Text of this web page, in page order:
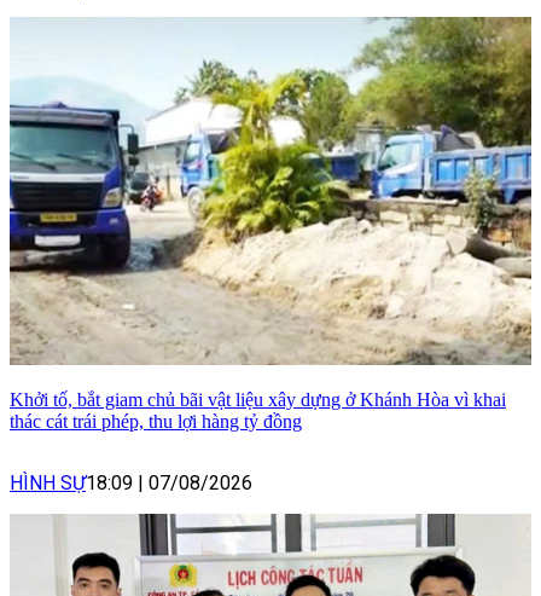
Khởi tố, bắt giam chủ bãi vật liệu xây dựng ở Khánh Hòa vì khai
thác cát trái phép, thu lợi hàng tỷ đồng
HÌNH SỰ18:09 | 07/08/2026